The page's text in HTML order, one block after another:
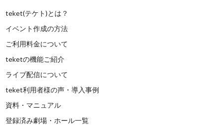
teket(テケト)とは？
イベント作成の方法
ご利用料金について
teketの機能ご紹介
ライブ配信について
teket利用者様の声・導入事例
資料・マニュアル
登録済み劇場・ホール一覧